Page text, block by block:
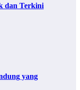
dan Terkini
yang